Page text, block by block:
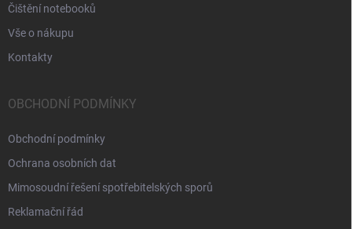
Čištění notebooků
Vše o nákupu
Kontakty
OBCHODNÍ PODMÍNKY
Obchodní podmínky
Ochrana osobních dat
Mimosoudní řešení spotřebitelských sporů
Reklamační řád